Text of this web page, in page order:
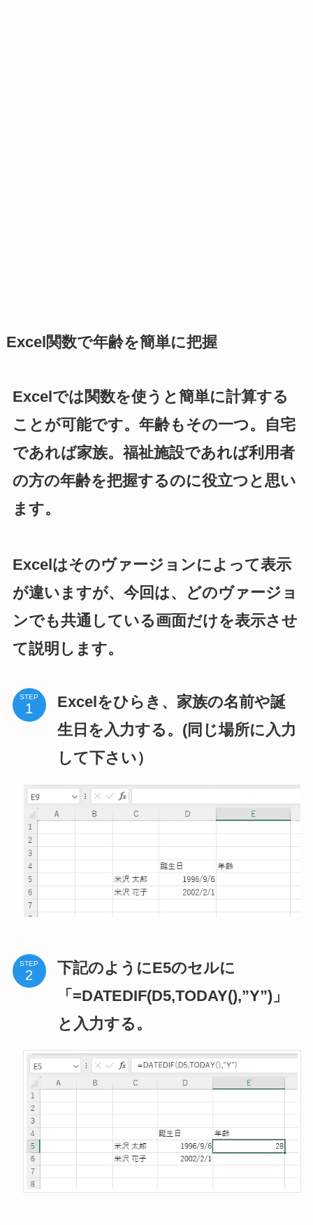
Excel関数で年齢を簡単に把握
Excelでは関数を使うと簡単に計算する
ことが可能です。年齢もその一つ。自宅
であれば家族。福祉施設であれば利用者
の方の年齢を把握するのに役立つと思い
ます。
Excelはそのヴァージョンによって表示
が違いますが、今回は、どのヴァージョ
ンでも共通している画面だけを表示させ
て説明します。
STEP
Excelをひらき、家族の名前や誕
生日を入力する。(同じ場所に入力
して下さい）
STEP
下記のようにE5のセルに
「=DATEDIF(D5,TODAY(),”Y”)」
と入力する。